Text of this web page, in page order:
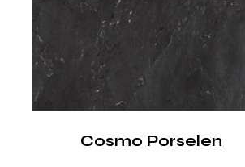
Cosmo Porselen